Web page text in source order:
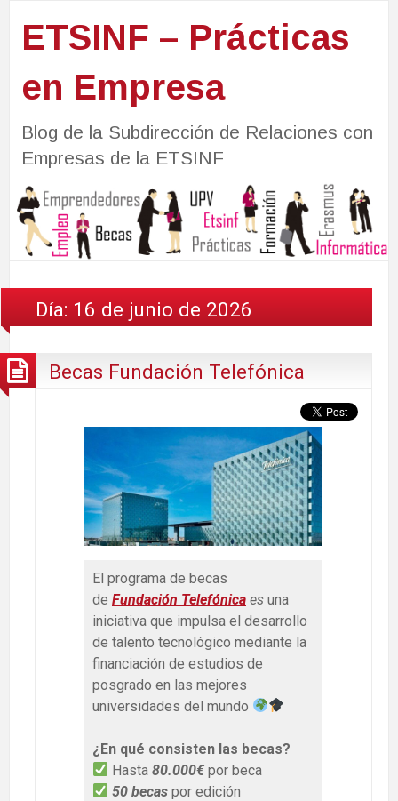
ETSINF – Prácticas
en Empresa
Blog de la Subdirección de Relaciones con
Empresas de la ETSINF
Día: 16 de junio de 2026
Becas Fundación Telefónica
El programa de becas
de Fundación Telefónica es una
iniciativa que impulsa el desarrollo
de talento tecnológico mediante la
financiación de estudios de
posgrado en las mejores
universidades del mundo
¿En qué consisten las becas?
Hasta80.000€por beca
50 becas por edición